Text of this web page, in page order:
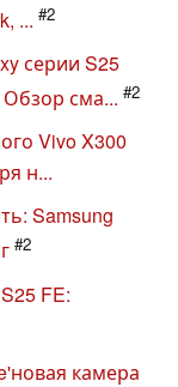
... #2
серии S25
сма... #2
Vivo X300
н...
Samsung
#2
FE:
камера